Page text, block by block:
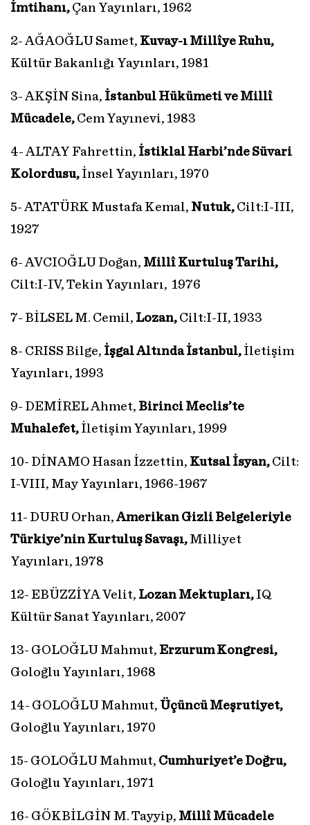
İmtihanı, Çan Yayınları, 1962
2- AĞAOĞLU Samet, Kuvay-ı Millîye Ruhu,
Kültür Bakanlığı Yayınları, 1981
3- AKŞİN Sina, İstanbul Hükümeti ve Millî
Mücadele, Cem Yayınevi, 1983
4- ALTAY Fahrettin, İstiklal Harbi’nde Süvari
Kolordusu, İnsel Yayınları, 1970
5- ATATÜRK Mustafa Kemal, Nutuk, Cilt:I-III,
1927
6- AVCIOĞLU Doğan, Millî Kurtuluş Tarihi,
Cilt:I-IV, Tekin Yayınları, 1976
7- BİLSEL M. Cemil, Lozan, Cilt:I-II, 1933
8- CRISS Bilge, İşgal Altında İstanbul, İletişim
Yayınları, 1993
9- DEMİREL Ahmet, Birinci Meclis’te
Muhalefet, İletişim Yayınları, 1999
10- DİNAMO Hasan İzzettin, Kutsal İsyan, Cilt:
I-VIII, May Yayınları, 1966-1967
11- DURU Orhan, Amerikan Gizli Belgeleriyle
Türkiye’nin Kurtuluş Savaşı, Milliyet
Yayınları, 1978
12- EBÜZZİYA Velit, Lozan Mektupları, IQ
Kültür Sanat Yayınları, 2007
13- GOLOĞLU Mahmut, Erzurum Kongresi,
Goloğlu Yayınları, 1968
14- GOLOĞLU Mahmut, Üçüncü Meşrutiyet,
Goloğlu Yayınları, 1970
15- GOLOĞLU Mahmut, Cumhuriyet’e Doğru,
Goloğlu Yayınları, 1971
16- GÖKBİLGİN M. Tayyip, Millî Mücadele